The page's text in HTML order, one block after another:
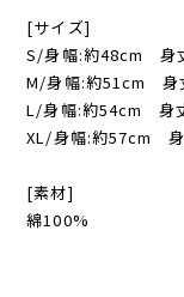
[サイズ]
S/身幅:約48cm 身
M/身幅:約51cm 身
L/身幅:約54cm 身
XL/身幅:約57cm
[素材]
綿100%